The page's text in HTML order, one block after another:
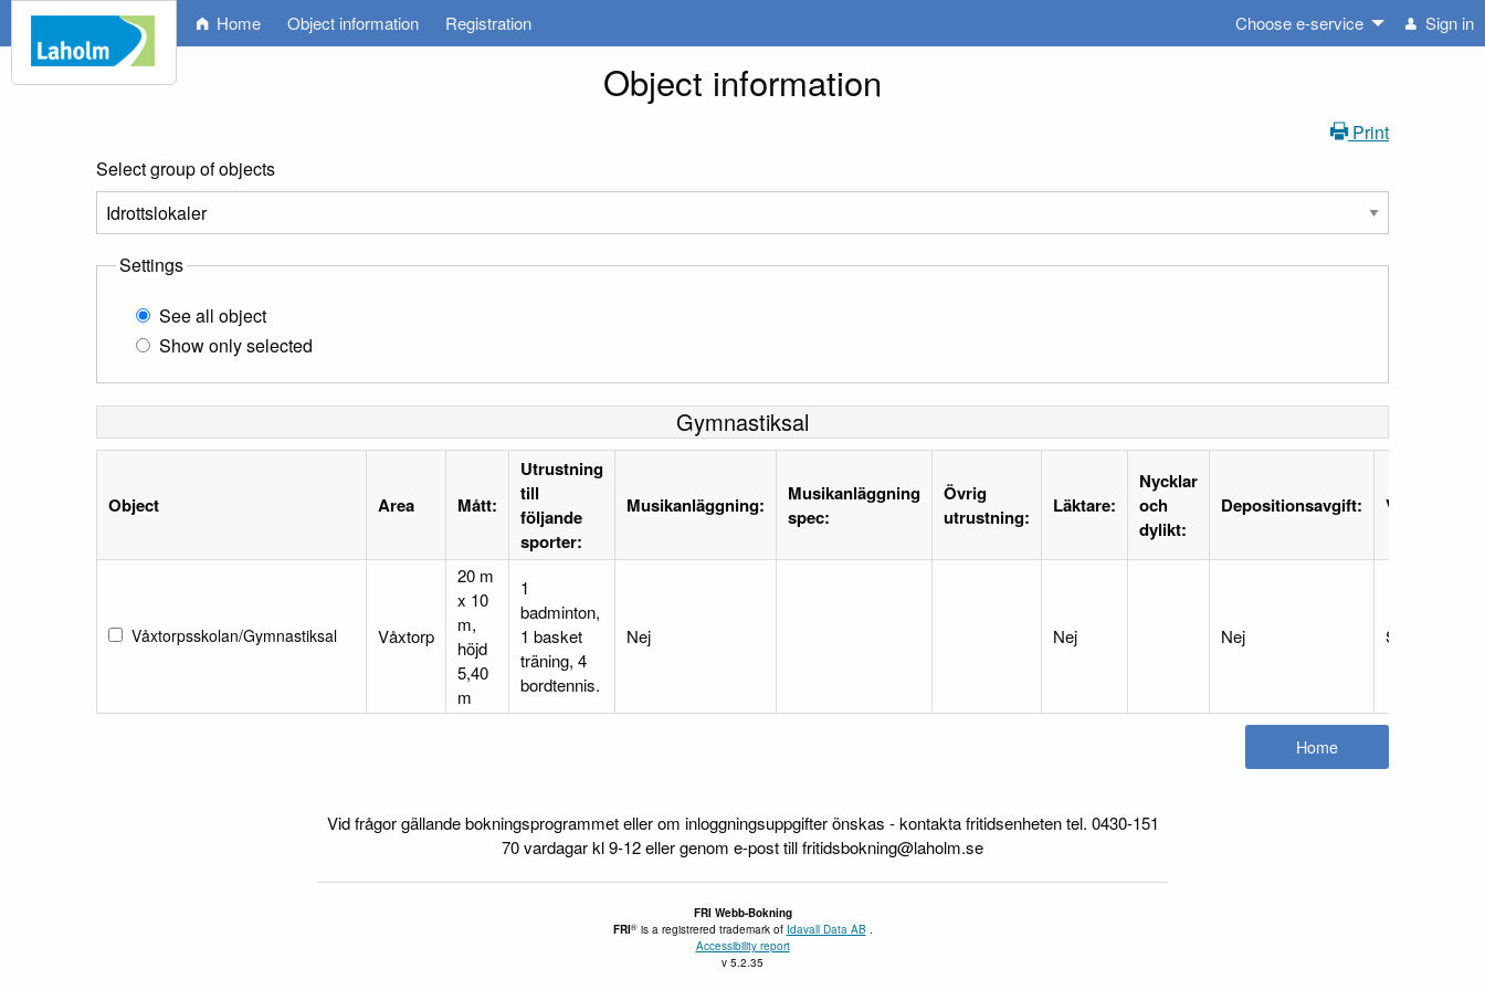
Home Object information Registration Choose e-service Sign in
Object information
Print
Select group of objects
Settings
See all object
Show only selected
Gymnastiksal
Object Area Mått:
Utrustning
till
följande
sporter:
Musikanläggning:
Musikanläggning
spec:
Övrig
utrustning:
Läktare:
Nycklar
och
dylikt:
Depositionsavgift: Vaktmästare:
Våxtorpsskolan/Gymnastiksal Våxtorp
20 m
x 10
m,
höjd
5,40
m
1
badminton,
1 basket
träning, 4
bordtennis.
Nej Nej Nej
Vid frågor gällande bokningsprogrammet eller om inloggningsuppgifter önskas - kontakta fritidsenheten tel. 0430-151
70 vardagar kl 9-12 eller genom e-post till fritidsbokning@laholm.se
FRI Webb-Bokning
FRI® is a registrered trademark of Idavall Data AB .
Accessibility report
v 5.2.35